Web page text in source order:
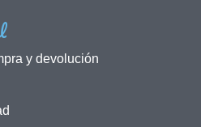
y devolución